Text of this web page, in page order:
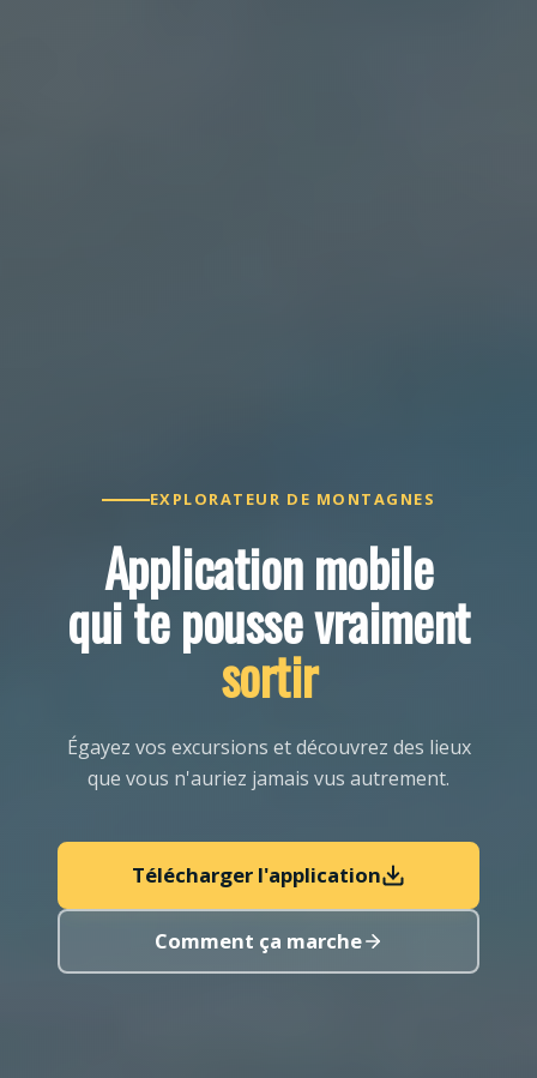
EXPLORATEUR DE MONTAGNES
Application mobile
qui te pousse vraiment
sortir
Égayez vos excursions et découvrez des lieux
que vous n'auriez jamais vus autrement.
Télécharger l'application
Comment ça marche